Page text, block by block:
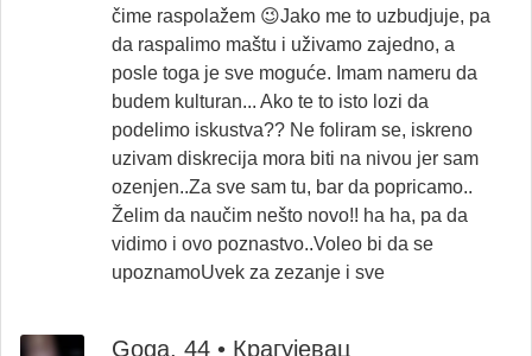
čime raspolažem 😉Jako me to uzbudjuje, pa
da raspalimo maštu i uživamo zajedno, a
posle toga je sve moguće. Imam nameru da
budem kulturan... Ako te to isto lozi da
podelimo iskustva?? Ne foliram se, iskreno
uzivam diskrecija mora biti na nivou jer sam
ozenjen..Za sve sam tu, bar da popricamo..
Želim da naučim nešto novo!! ha ha, pa da
vidimo i ovo poznastvo..Voleo bi da se
upoznamoUvek za zezanje i sve
Goga, 44 • Крагујевац